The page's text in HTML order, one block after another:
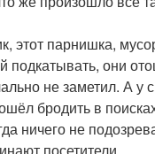
этот парнишка,
подкатывать, они
не заметил. А
бродить в
ничего не